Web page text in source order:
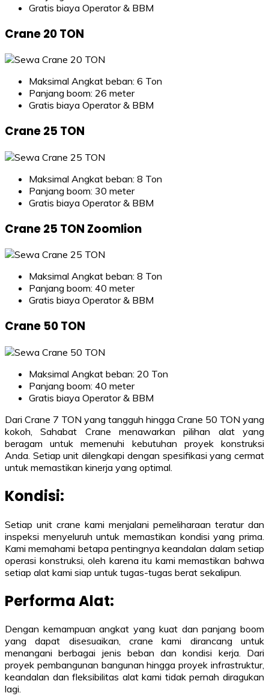
Gratis biaya Operator & BBM
Crane 20 TON
Maksimal Angkat beban: 6 Ton
Panjang boom: 26 meter
Gratis biaya Operator & BBM
Crane 25 TON
Maksimal Angkat beban: 8 Ton
Panjang boom: 30 meter
Gratis biaya Operator & BBM
Crane 25 TON Zoomlion
Maksimal Angkat beban: 8 Ton
Panjang boom: 40 meter
Gratis biaya Operator & BBM
Crane 50 TON
Maksimal Angkat beban: 20 Ton
Panjang boom: 40 meter
Gratis biaya Operator & BBM
Dari Crane 7 TON yang tangguh hingga Crane 50 TON yang
kokoh, Sahabat Crane menawarkan pilihan alat yang
beragam untuk memenuhi kebutuhan proyek konstruksi
Anda. Setiap unit dilengkapi dengan spesifikasi yang cermat
untuk memastikan kinerja yang optimal.
Kondisi:
Setiap unit crane kami menjalani pemeliharaan teratur dan
inspeksi menyeluruh untuk memastikan kondisi yang prima.
Kami memahami betapa pentingnya keandalan dalam setiap
operasi konstruksi, oleh karena itu kami memastikan bahwa
setiap alat kami siap untuk tugas-tugas berat sekalipun.
Performa Alat:
Dengan kemampuan angkat yang kuat dan panjang boom
yang dapat disesuaikan, crane kami dirancang untuk
menangani berbagai jenis beban dan kondisi kerja. Dari
proyek pembangunan bangunan hingga proyek infrastruktur,
keandalan dan fleksibilitas alat kami tidak pernah diragukan
lagi.